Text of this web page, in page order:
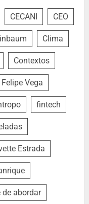
CECANI CEO
Clima
Contextos
Felipe Vega
fintech
Estrada
de abordar